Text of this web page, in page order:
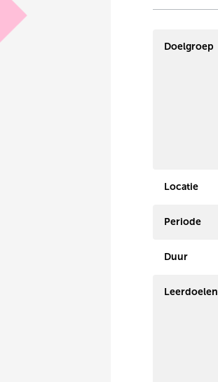
Doelgroep
Locatie
Periode
Duur
Leerdoelen